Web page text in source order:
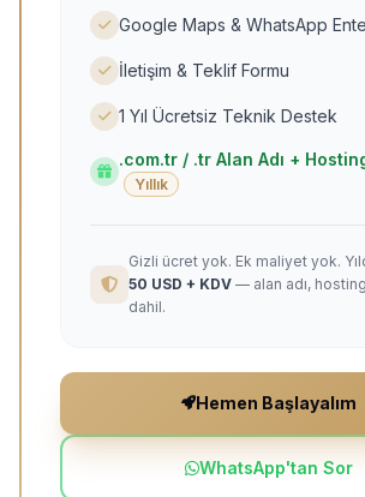
Google Maps & WhatsApp
İletişim & Teklif Formu
1 Yıl Ücretsiz Teknik Destek
.com.tr / .tr Alan Adı +
Yıllık
Gizli ücret yok. Ek maliyet yok.
50 USD + KDV — alan adı,
dahil.
Hemen Başlayalım
WhatsApp'tan Sor